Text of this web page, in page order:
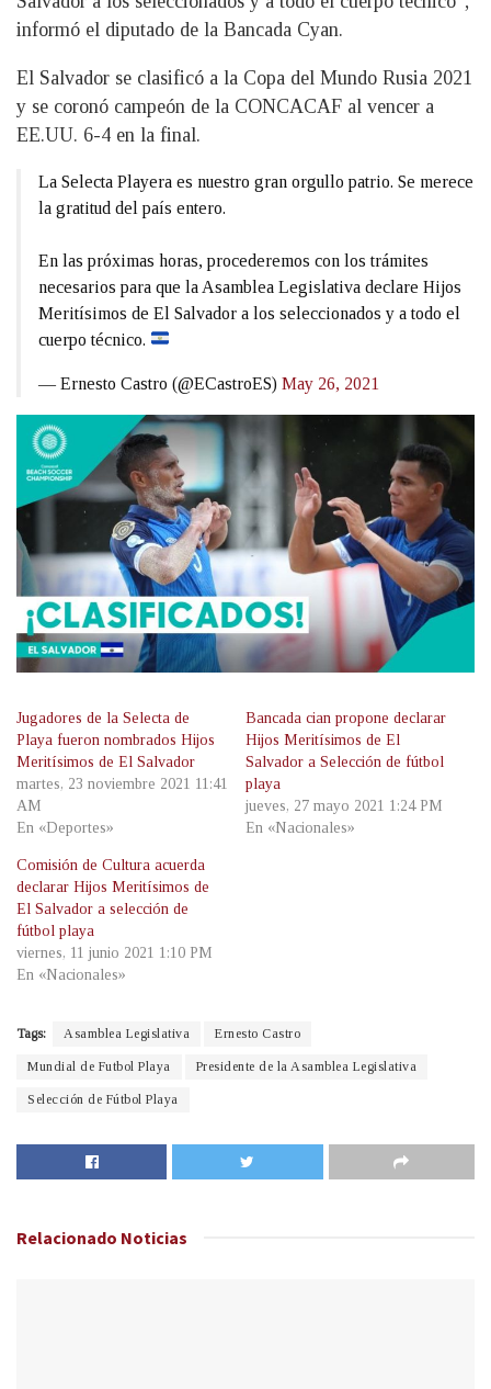
informó el diputado de la Bancada Cyan.
El Salvador se clasificó a la Copa del Mundo Rusia 2021
y se coronó campeón de la CONCACAF al vencer a
EE.UU. 6-4 en la final.
La Selecta Playera es nuestro gran orgullo patrio. Se merece
la gratitud del país entero.
En las próximas horas, procederemos con los trámites
necesarios para que la Asamblea Legislativa declare Hijos
Meritísimos de El Salvador a los seleccionados y a todo el
cuerpo técnico.
— Ernesto Castro (@ECastroES) May 26, 2021
Jugadores de la Selecta de
Playa fueron nombrados Hijos
Meritísimos de El Salvador
martes, 23 noviembre 2021 11:41
AM
En «Deportes»
Bancada cian propone declarar
Hijos Meritísimos de El
Salvador a Selección de fútbol
playa
jueves, 27 mayo 2021 1:24 PM
En «Nacionales»
Comisión de Cultura acuerda
declarar Hijos Meritísimos de
El Salvador a selección de
fútbol playa
viernes, 11 junio 2021 1:10 PM
En «Nacionales»
Tags: Asamblea Legislativa Ernesto Castro
Mundial de Futbol Playa Presidente de la Asamblea Legislativa
Selección de Fútbol Playa
Relacionado Noticias